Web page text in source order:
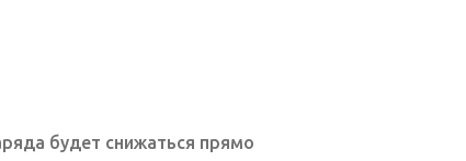
будет снижаться прямо